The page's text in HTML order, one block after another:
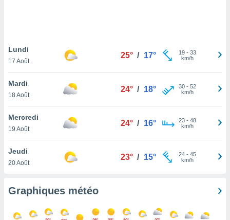
de
à
notre
cas,
la
et que
Lundi
17 Août
25° / 17° 19- 33
km/h
Mardi
18 Août
24° / 18° 30- 52
km/h
Mercredi
19 Août
24° / 16° 23- 48
km/h
Jeudi
20 Août
23° / 15° 24- 45
km/h
Graphiques météo